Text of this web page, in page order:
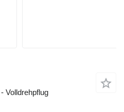
Volldrehpflug